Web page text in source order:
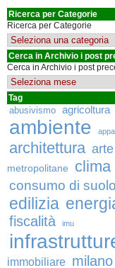
Ricerca per Categorie
Ricerca per Categorie
Cerca in Archivio i post
Cerca in Archivio i post
Tag
abusivismo agricoltura
ambiente
architettura arte
metropolitane
clima
consumo di suolo
edilizia
fiscalità imu
immobiliare milano